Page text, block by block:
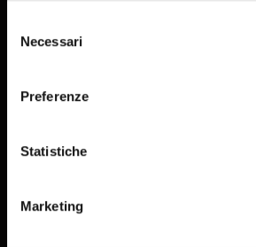
delNecessari
Preferenze
Statistiche
Marketing
GDPR Compliance
Consensi
Device indipendent
Usufruibile in prossimità e in remoto